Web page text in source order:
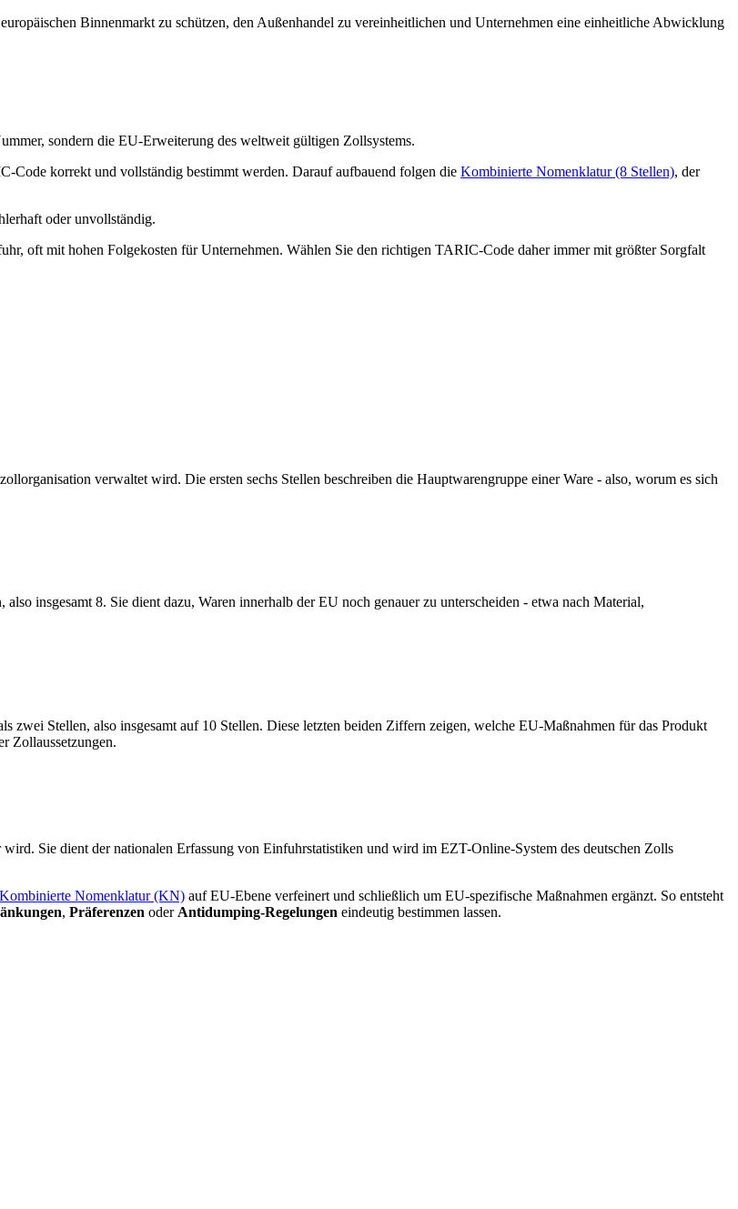
Binnenmarkt zu schützen, den Außenhandel zu vereinheitlichen und Unternehmen eine einheitliche Abwicklung
sondern die EU-Erweiterung des weltweit gültigen Zollsystems.
korrekt und vollständig bestimmt werden. Darauf aufbauend folgen die Kombinierte Nomenklatur (8 Stellen), der
oder unvollständig.
oft mit hohen Folgekosten für Unternehmen. Wählen Sie den richtigen TARIC-Code daher immer mit größter Sorgfalt
verwaltet wird. Die ersten sechs Stellen beschreiben die Hauptwarengruppe einer Ware - also, worum es sich
insgesamt 8. Sie dient dazu, Waren innerhalb der EU noch genauer zu unterscheiden - etwa nach Material,
Stellen, also insgesamt auf 10 Stellen. Diese letzten beiden Ziffern zeigen, welche EU-Maßnahmen für das Produkt
Zollaussetzungen.
Sie dient der nationalen Erfassung von Einfuhrstatistiken und wird im EZT-Online-System des deutschen Zolls
Kombinierte Nomenklatur (KN) auf EU-Ebene verfeinert und schließlich um EU-spezifische Maßnahmen ergänzt. So entsteht
, Präferenzen oder Antidumping-Regelungen eindeutig bestimmen lassen.